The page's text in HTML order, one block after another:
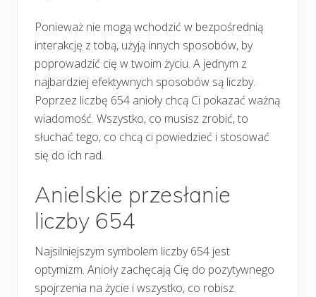
Ponieważ nie mogą wchodzić w bezpośrednią
interakcję z tobą, użyją innych sposobów, by
poprowadzić cię w twoim życiu. A jednym z
najbardziej efektywnych sposobów są liczby.
Poprzez liczbę 654 anioły chcą Ci pokazać ważną
wiadomość. Wszystko, co musisz zrobić, to
słuchać tego, co chcą ci powiedzieć i stosować
się do ich rad.
Anielskie przesłanie
liczby 654
Najsilniejszym symbolem liczby 654 jest
optymizm. Anioły zachęcają Cię do pozytywnego
spojrzenia na życie i wszystko, co robisz.